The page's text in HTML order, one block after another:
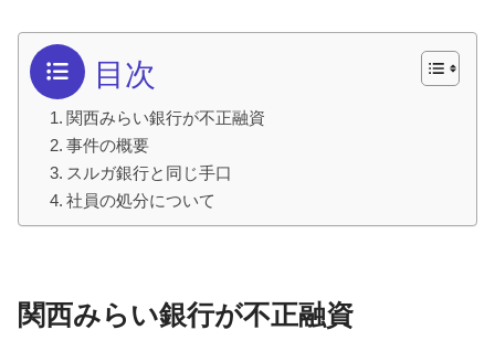
目次
関西みらい銀行が不正融資
事件の概要
スルガ銀行と同じ手口
社員の処分について
関西みらい銀行が不正融資